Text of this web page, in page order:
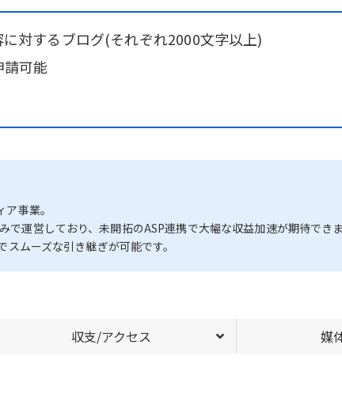
対するブログ(それぞれ2000文字以上)
請可能
事業。
運営しており、未開拓のASP連携で大幅な収益加速が期待できま
ムーズな引き継ぎが可能です。
収支/アクセス 媒